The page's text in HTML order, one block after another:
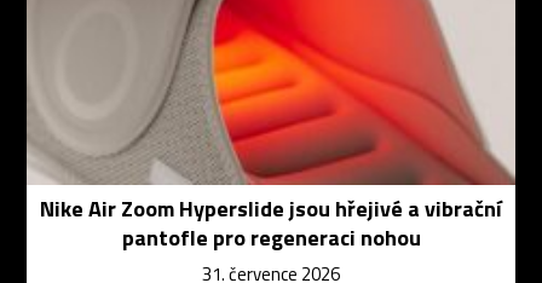
Nike Air Zoom Hyperslide jsou hřejivé a vibrační
pantofle pro regeneraci nohou
31. července 2026